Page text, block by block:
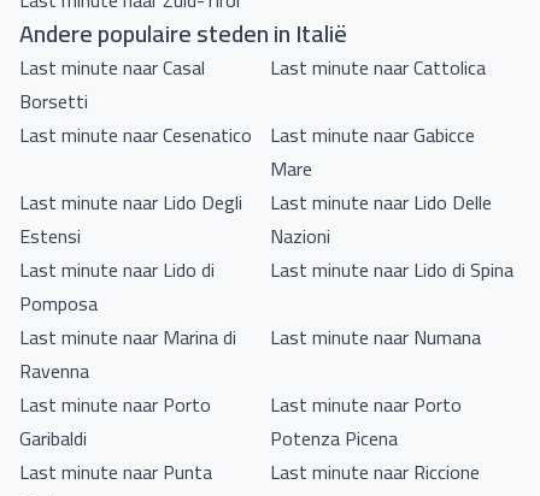
Andere populaire steden in Italië
Last minute naar Casal
Borsetti
Last minute naar Cattolica
Last minute naar Cesenatico Last minute naar Gabicce
Mare
Last minute naar Lido Degli
Estensi
Last minute naar Lido Delle
Nazioni
Last minute naar Lido di
Pomposa
Last minute naar Lido di Spina
Last minute naar Marina di
Ravenna
Last minute naar Numana
Last minute naar Porto
Garibaldi
Last minute naar Porto
Potenza Picena
Last minute naar Punta
Last minute naar Riccione